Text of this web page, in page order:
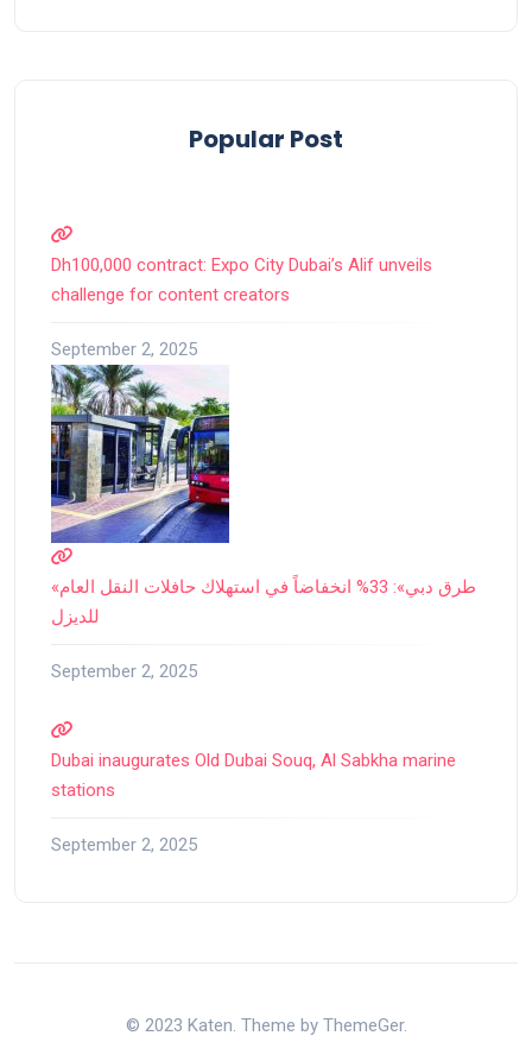
Popular Post
Dh100,000 contract: Expo City Dubai’s Alif unveils
challenge for content creators
September 2, 2025
«طرق دبي»: 33% انخفاضاً في استهلاك حافلات النقل العام
للديزل
September 2, 2025
Dubai inaugurates Old Dubai Souq, Al Sabkha marine
stations
September 2, 2025
© 2023 Katen. Theme by ThemeGer.